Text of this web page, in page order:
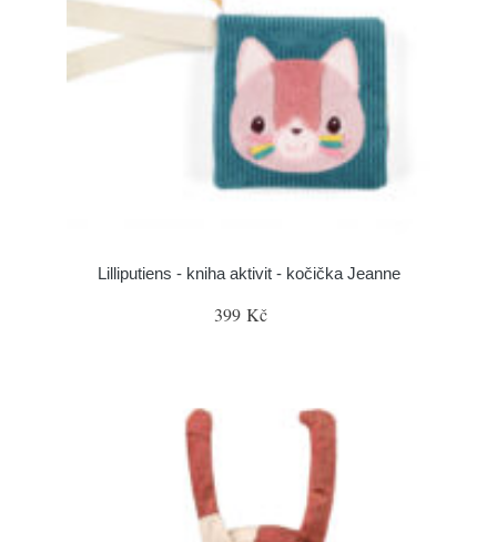
Lilliputiens - kniha aktivit - kočička Jeanne
399 Kč